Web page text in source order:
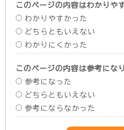
このページの内容はわかりや
わかりやすかった
どちらともいえない
わかりにくかった
このページの内容は参考にな
参考になった
どちらともいえない
参考にならなかった